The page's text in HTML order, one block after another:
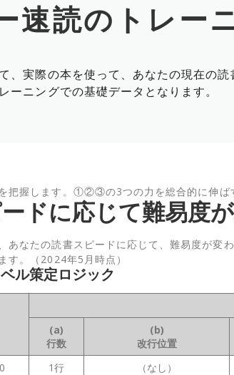
速読のトレー
、実際の本を使って、あなたの現在の
ニングでの基礎データとなります。
把握します。①②③の3つの力を総合的に伸ば
ドに応じて難易度が
なたの読書スピードに応じて、難易度が変
す。（2024年5月時点）
ル策定ロジック
(a)
行数
(b)
改行位置
1行 （なし）